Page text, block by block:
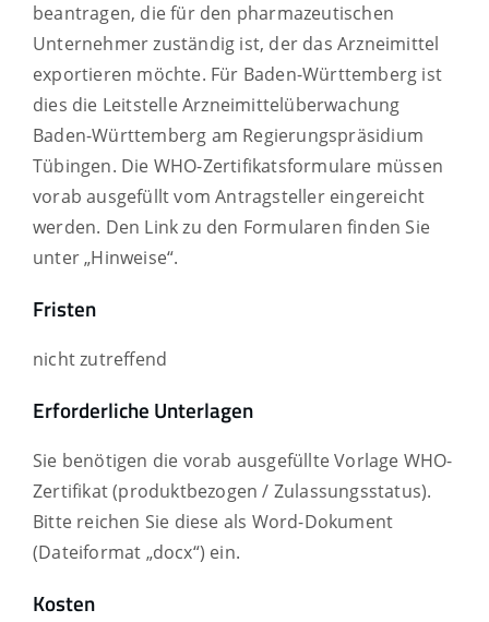
beantragen, diefür den pharmazeutischen
Unternehmer zuständig ist, der das Arzneimittel
exportieren möchte. Für Baden-Württemberg ist
dies die Leitstelle Arzneimittelüberwachung
Baden-Württemberg am Regierungspräsidium
Tübingen. Die WHO-Zertifikatsformulare müssen
vorab ausgefüllt vom Antragsteller eingereicht
werden. Den Link zu den Formularen finden Sie
unter „Hinweise“.
Fristen
nicht zutreffend
Erforderliche Unterlagen
Sie benötigen die vorab ausgefüllte Vorlage WHO-
Zertifikat (produktbezogen / Zulassungsstatus).
Bitte reichen Sie diese als Word-Dokument
(Dateiformat „docx“) ein.
Kosten